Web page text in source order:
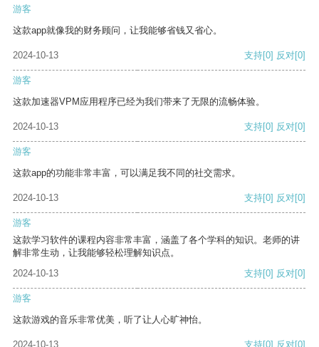
游客
这款app就像我的财务顾问，让我能够省钱又省心。
2024-10-13 支持[0] 反对[0]
游客
这款加速器VPM应用程序已经为我们带来了无限的流畅体验。
2024-10-13 支持[0] 反对[0]
游客
这款app的功能非常丰富，可以满足我不同的社交需求。
2024-10-13 支持[0] 反对[0]
游客
这款学习软件的课程内容非常丰富，涵盖了各个学科的知识。老师的讲
解非常生动，让我能够轻松理解知识点。
2024-10-13
支持[0] 反对[0]
游客
这款游戏的音乐非常优美，听了让人心旷神怡。
2024-10-13 支持[0] 反对[0]